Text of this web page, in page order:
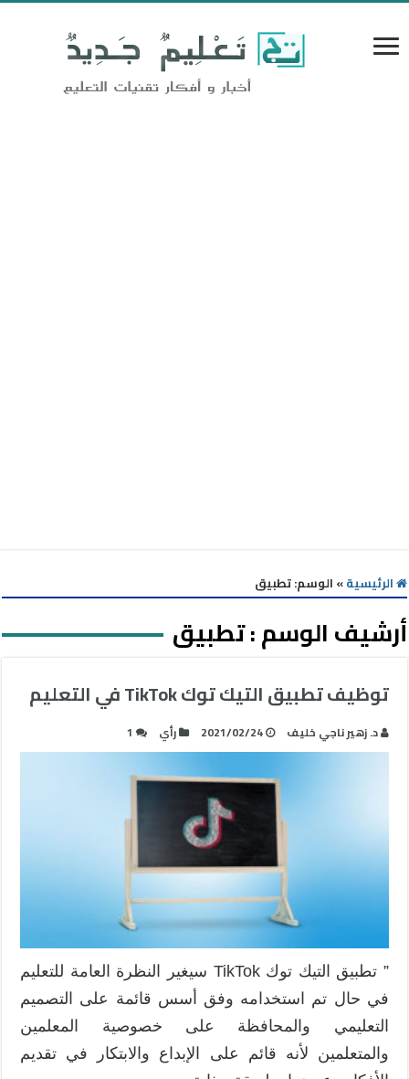
الرئيسية» الوسم:تطبيق
أرشيف الوسم :تطبيق
توظيف تطبيق التيك توك TikTok في التعليم
د. زهير ناجي خليف 2021/02/24 رأي 1
” تطبيق التيك توك TikTok سيغير النظرة العامة للتعليم
في حال تم استخدامه وفق أسس قائمة على التصميم
التعليمي والمحافظة على خصوصية المعلمين
والمتعلمين لأنه قائم على الإبداع والابتكار في تقديم